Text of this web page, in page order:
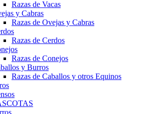
Razas de Vacas
y Cabras
Razas de Ovejas y Cabras
Razas de Cerdos
Razas de Conejos
y Burros
Razas de Caballos y otros Equinos